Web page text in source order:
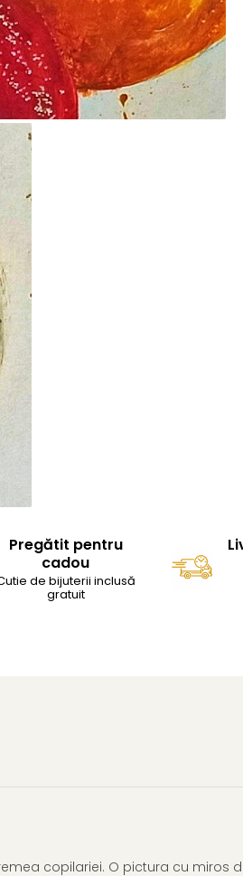
Pregătit pentru
cadou
de bijuterii inclusă
gratuit
copilariei. O pictura cu miros